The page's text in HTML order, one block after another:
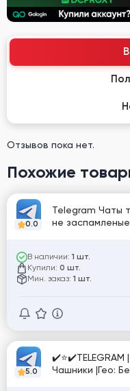
Отзывов пока нет.
Похожие
0.0
Telegram Чаты
не заспамленые
В наличии: 1 шт.
Купили: 0 шт.
Мин. заказ: 1 шт.
5.0
Чашники |Гео: